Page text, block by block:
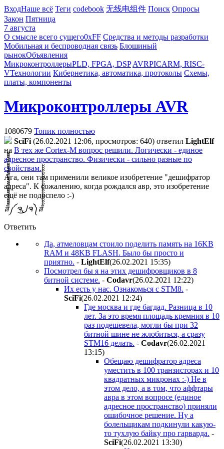
ВходНаше всё Теги codebook 无线电组件 Поиск Опросы
Закон Пятница
7 августа
О смысле всего сущего0xFF Средства и методы разработки
Мобильная и беспроводная связь Блошиный
рынокОбъявления
МикроконтроллерыPLD, FPGA, DSP AVRPICARM, RISC-
VТехнологии Кибернетика, автоматика, протоколы Схемы,
платы, компоненты
Микроконтроллеры AVR
1080679 Топик полностью
SciFi (26.02.2021 12:06, просмотров: 640) ответил LightElf
на В тех же Cortex-M вопрос решили. Логически - единое
адресное пространство. Физически - сильно разные по
свойствам.
Ага, они там применили великое изобретение "дешифратор
адреса". К сожалению, когда рождался авр, это изобретение
ещё не подоспело :-)
ส็็็็็็็็็็็็็็็็็็็็็็็็็༼ ຈل͜ຈ༽ส้้้้้้้้้้้้้้้้้้้้้้้
Ответить
Да, атмеловцам стоило поделить память на 16KB
RAM и 48KB FLASH. Было бы просто и
приятно. - LightElf(26.02.2021 15:35)
Посмотрел бы я на этих дешифровщиков в 8
битной системе. - Codavr(26.02.2021 12:22)
Их есть у нас. Ознакомься с STM8. -
SciFi(26.02.2021 12:24)
Где москва и где багдад. Разница в 10
лет. За это время площадь кремния в 10
раз подешевела, могли бы при 32
битной шине не жлобиться, а сразу
STM16 делать. - Codavr(26.02.2021
13:15)
Обещаю дешифратор адреса
уместить в 100 транзисторах и 10
квадратных микронах :-) Не в
этом дело, а в том, что аффтары
авра в этом вопросе (единое
адресное пространство) приняли
ошибочное решение. Ну а
болельщикам подкинули какую-
то тухлую байку про гарварда. -
SciFi(26.02.2021 13:30)